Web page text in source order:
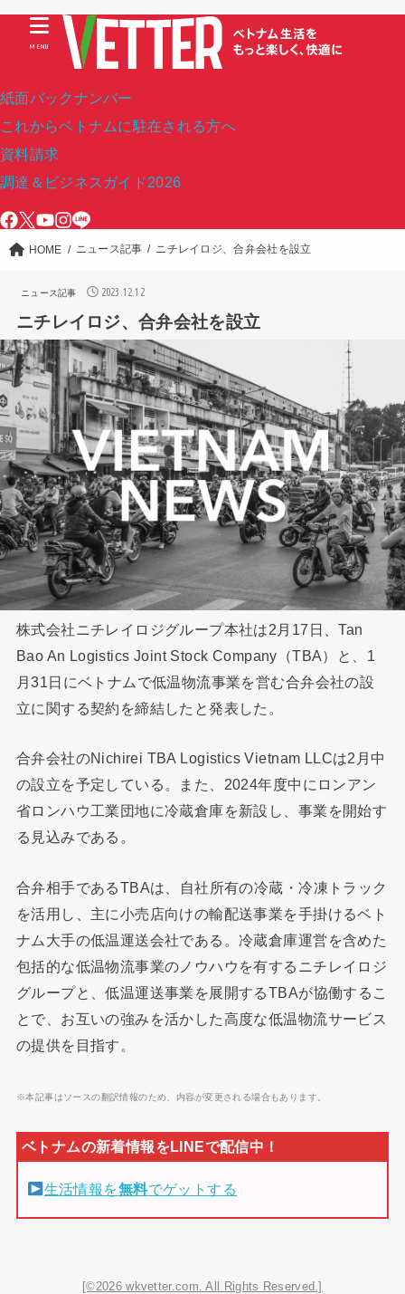
紙面バックナンバー
これからベトナムに駐在される方へ
資料請求
調達＆ビジネスガイド2026
MENU
HOME ニュース記事 ニチレイロジ、合弁会社を設立
ニュース記事 2023.12.12
ニチレイロジ、合弁会社を設立
株式会社ニチレイロジグループ本社は2月17日、Tan
Bao An Logistics Joint Stock Company（TBA）と、1
月31日にベトナムで低温物流事業を営む合弁会社の設
立に関する契約を締結したと発表した。
合弁会社のNichirei TBA Logistics Vietnam LLCは2月中
の設立を予定している。また、2024年度中にロンアン
省ロンハウ工業団地に冷蔵倉庫を新設し、事業を開始す
る見込みである。
合弁相手であるTBAは、自社所有の冷蔵・冷凍トラック
を活用し、主に小売店向けの輸配送事業を手掛けるベト
ナム大手の低温運送会社である。冷蔵倉庫運営を含めた
包括的な低温物流事業のノウハウを有するニチレイロジ
グループと、低温運送事業を展開するTBAが協働するこ
とで、お互いの強みを活かした高度な低温物流サービス
の提供を目指す。
※本記事はソースの翻訳情報のため、内容が変更される場合もあります。
生活情報を無料でゲットする
[©2026 wkvetter.com. All Rights Reserved.]